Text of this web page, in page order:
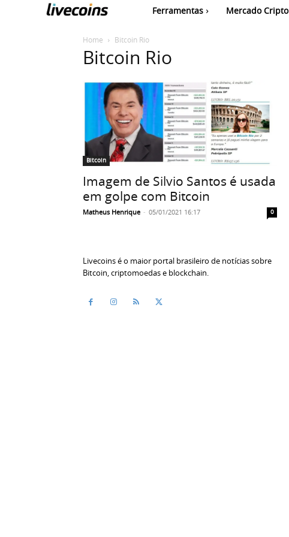
Ferramentas Mercado Cripto
Home Bitcoin Rio
Bitcoin Rio
Bitcoin
Imagem de Silvio Santos é usada
em golpe com Bitcoin
Matheus Henrique - 05/01/2021 16:17 0
Livecoins é o maior portal brasileiro de notícias sobre
Bitcoin, criptomoedas e blockchain.